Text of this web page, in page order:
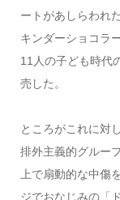
ートがあしらわれ
キンダーショコラ
11人の子ども時代
売した。
ところがこれに対
排外主義的グルー
上で扇動的な中傷
ジでおなじみの「